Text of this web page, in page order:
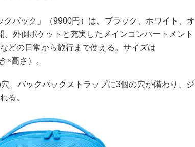
クパック」（9900円）は、ブラック、ホワイト、オ
。外側ポケットと充実したメインコンパートメント
どの日常から旅行まで使える。サイズは
×高さ）。
、バックパックストラップに3個の穴が備わり、ジ
る。